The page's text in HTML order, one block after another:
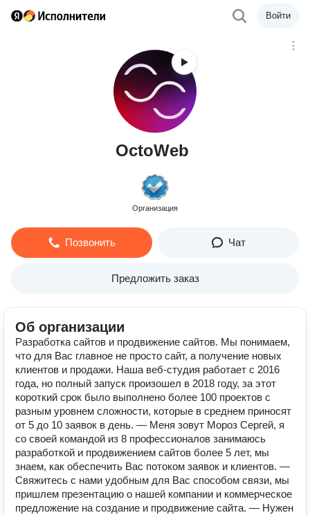
Войти
OctoWeb
Организация
Позвонить Чат
Предложить заказ
Об организации
Разработка сайтов и продвижение сайтов. Мы понимаем,
что для Вас главное не просто сайт, а получение новых
клиентов и продажи. Наша веб-студия работает с 2016
года, но полный запуск произошел в 2018 году, за этот
короткий срок было выполнено более 100 проектов с
разным уровнем сложности, которые в среднем приносят
от 5 до 10 заявок в день. — Меня зовут Мороз Сергей, я
со своей командой из 8 профессионалов занимаюсь
разработкой и продвижением сайтов более 5 лет, мы
знаем, как обеспечить Вас потоком заявок и клиентов. —
Свяжитесь с нами удобным для Вас способом связи, мы
пришлем презентацию о нашей компании и коммерческое
предложение на создание и продвижение сайта. — Нужен